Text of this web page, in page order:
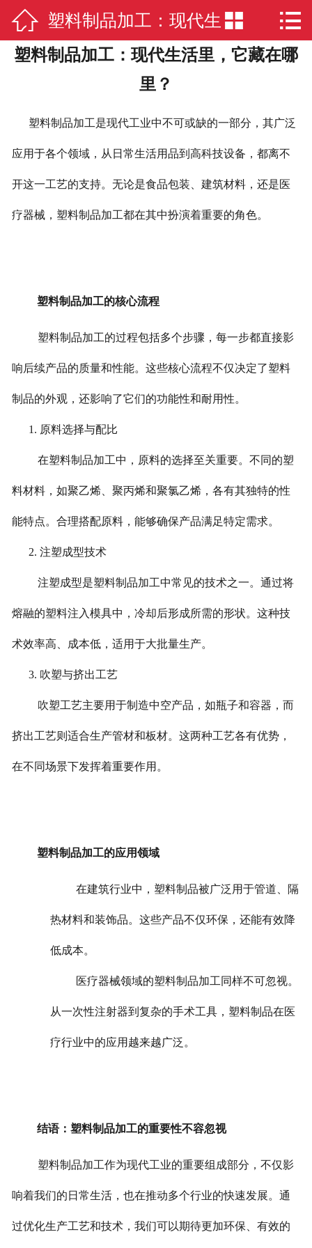
 网站首页
公司简介
新闻中心
厂房实景
 塑料制品加工：现代生
活里，它藏在哪里？
 
塑料制品加工：现代生活里，它藏在哪
里？
塑料制品加工是现代工业中不可或缺的一部分，其广泛
应用于各个领域，从日常生活用品到高科技设备，都离不
开这一工艺的支持。无论是食品包装、建筑材料，还是医
疗器械，塑料制品加工都在其中扮演着重要的角色。
塑料制品加工的核心流程
塑料制品加工的过程包括多个步骤，每一步都直接影
响后续产品的质量和性能。这些核心流程不仅决定了塑料
制品的外观，还影响了它们的功能性和耐用性。
1. 原料选择与配比
在塑料制品加工中，原料的选择至关重要。不同的塑
料材料，如聚乙烯、聚丙烯和聚氯乙烯，各有其独特的性
能特点。合理搭配原料，能够确保产品满足特定需求。
2. 注塑成型技术
注塑成型是塑料制品加工中常见的技术之一。通过将
熔融的塑料注入模具中，冷却后形成所需的形状。这种技
术效率高、成本低，适用于大批量生产。
3. 吹塑与挤出工艺
吹塑工艺主要用于制造中空产品，如瓶子和容器，而
挤出工艺则适合生产管材和板材。这两种工艺各有优势，
在不同场景下发挥着重要作用。
塑料制品加工的应用领域
在建筑行业中，塑料制品被广泛用于管道、隔
热材料和装饰品。这些产品不仅环保，还能有效降
低成本。
医疗器械领域的塑料制品加工同样不可忽视。
从一次性注射器到复杂的手术工具，塑料制品在医
疗行业中的应用越来越广泛。
结语：塑料制品加工的重要性不容忽视
塑料制品加工作为现代工业的重要组成部分，不仅影
响着我们的日常生活，也在推动多个行业的快速发展。通
过优化生产工艺和技术，我们可以期待更加环保、有效的